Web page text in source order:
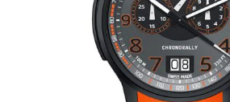
przejechanych okrążeń z najwyższą precyzją.
Zobacz całą kolekcję Chronorally